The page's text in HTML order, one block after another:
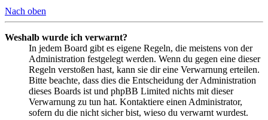
Nach oben
Weshalb wurde ich verwarnt?
In jedem Board gibt es eigene Regeln, die meistens von der
Administration festgelegt werden. Wenn du gegen eine dieser
Regeln verstoßen hast, kann sie dir eine Verwarnung erteilen.
Bitte beachte, dass dies die Entscheidung der Administration
dieses Boards ist und phpBB Limited nichts mit dieser
Verwarnung zu tun hat. Kontaktiere einen Administrator,
sofern du die nicht sicher bist, wieso du verwarnt wurdest.